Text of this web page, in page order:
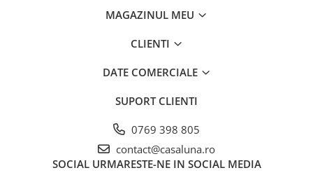
MAGAZINUL MEU
CLIENTI
DATE COMERCIALE
SUPORT CLIENTI
0769 398 805
contact@casaluna.ro
SOCIAL URMARESTE-NE IN SOCIAL MEDIA